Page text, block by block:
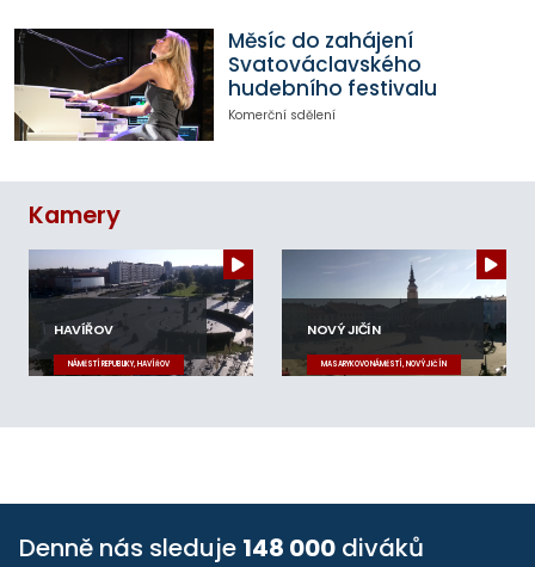
Měsíc do zahájení
Svatováclavského
hudebního festivalu
Komerční sdělení
Kamery
HAVÍŘOV
NÁMĚSTÍ REPUBLIKY, HAVÍŘOV
NOVÝ JIČÍN
MASARYKOVO NÁMĚSTÍ, NOVÝ JIČÍN
Denně nás sleduje 148 000 diváků